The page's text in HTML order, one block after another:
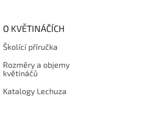
O KVĚTINÁČÍCH
Školící příručka
Rozměry a objemy
květináčů
Katalogy Lechuza